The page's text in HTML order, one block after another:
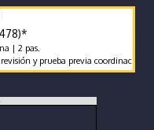
| 2 pas.
y prueba previa coordinación.